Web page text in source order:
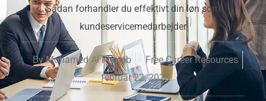
Sådan forhandler du effektivt din løn som
kundeservicemedarbejder
ByMohamed Al Khateb
Free Career Resources
februar 22, 2025